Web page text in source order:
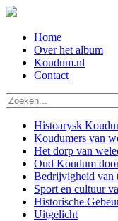
Home
Over het album
Koudum.nl
Contact
Histoarysk
Koudumers van
Het dorp van
Oud Koudum
Bedrijvigheid van
Sport en cultuur
Historische
Uitgelicht